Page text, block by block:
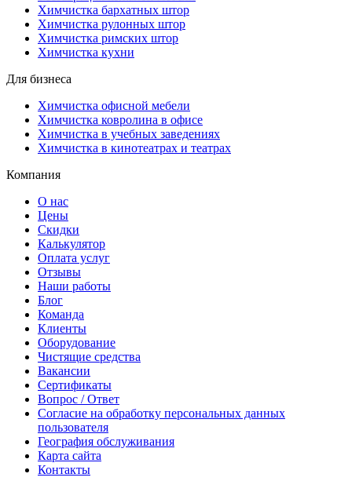
Химчистка бархатных штор
Химчистка рулонных штор
Химчистка римских штор
Химчистка кухни
Для бизнеса
Химчистка офисной мебели
Химчистка ковролина в офисе
Химчистка в учебных заведениях
Химчистка в кинотеатрах и театрах
Компания
О нас
Цены
Скидки
Калькулятор
Оплата услуг
Отзывы
Наши работы
Блог
Команда
Клиенты
Оборудование
Чистящие средства
Вакансии
Сертификаты
Вопрос / Ответ
Согласие на обработку персональных данных
пользователя
География обслуживания
Карта сайта
Контакты